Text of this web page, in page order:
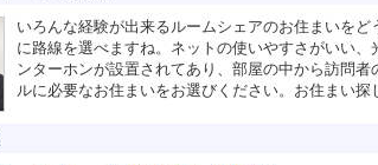
いろんな経験が出来るルームシェアのお住まいを
に路線を選べますね。ネットの使いやすさがいい
ンターホンが設置されてあり、部屋の中から訪問
ルに必要なお住まいをお選びください。お住まい探